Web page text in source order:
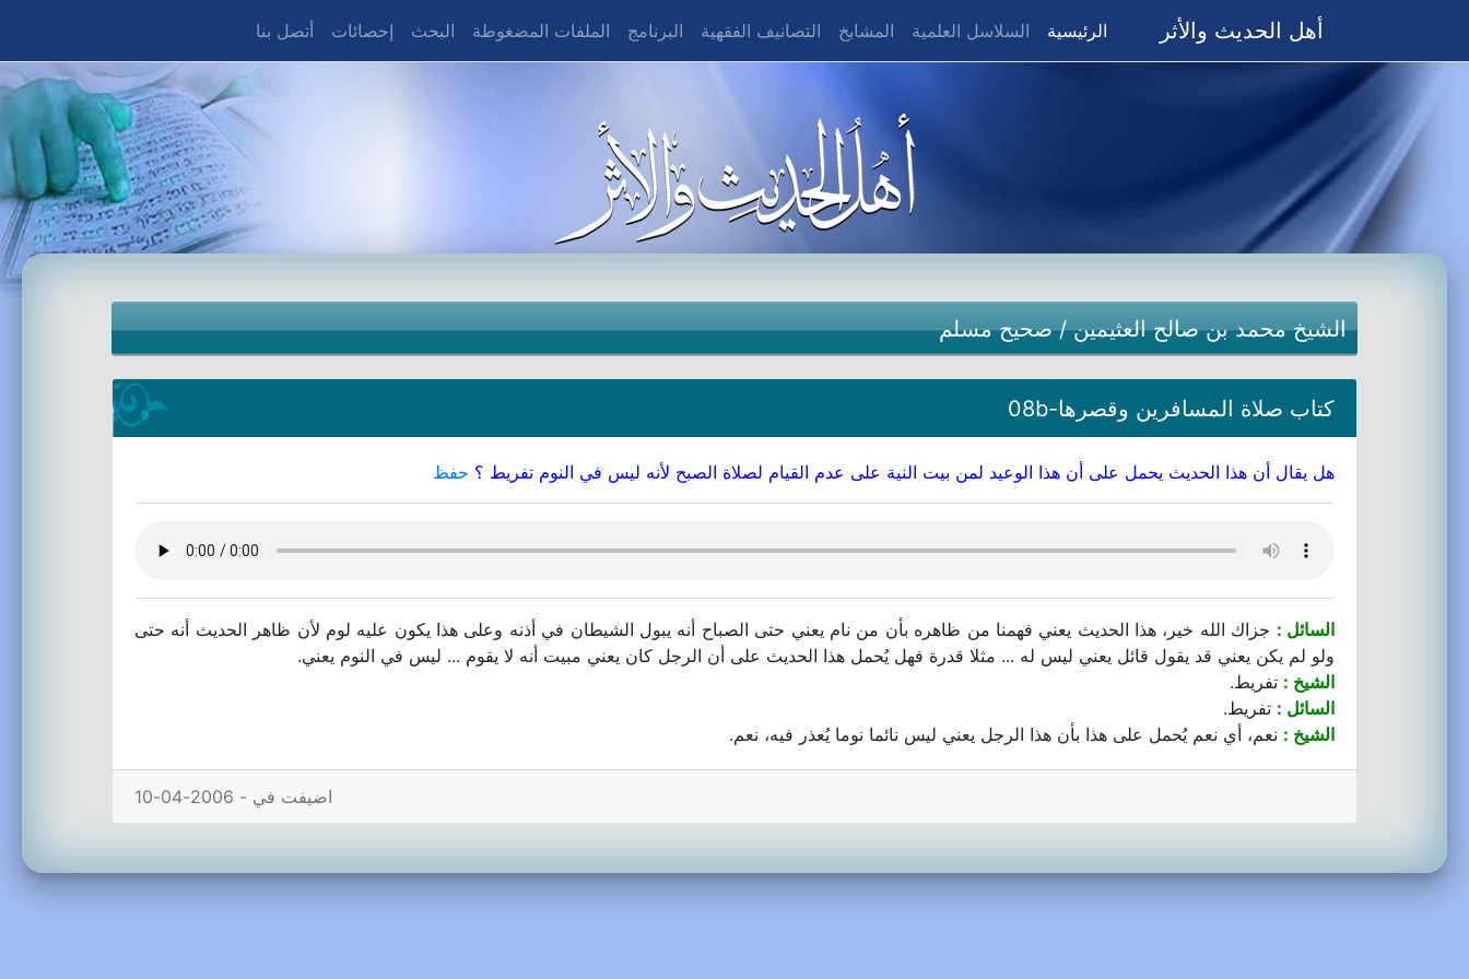
أهل الحديث والأثر الرئيسية السلاسل العلمية المشايخ التصانيف الفقهية البرنامج الملفات المضغوطة البحث إحصائات أتصل بنا
الشيخ محمد بن صالح العثيمين/صحيح مسلم
كتاب صلاة المسافرين وقصرها-08b
هل يقال أن هذا الحديث يحمل على أن هذا الوعيد لمن بيت النية على عدم القيام لصلاة الصبح لأنه ليس في النوم تفريط ؟ حفظ
السائل : جزاك الله خير، هذا الحديث يعني فهمنا من ظاهره بأن من نام يعني حتى الصباح أنه يبول الشيطان في أذنه وعلى هذا يكون عليه لوم لأن ظاهر الحديث أنه حتى
ولو لم يكن يعني قد يقول قائل يعني ليس له ... مثلا قدرة فهل يُحمل هذا الحديث على أن الرجل كان يعني مبيت أنه لا يقوم ... ليس في النوم يعني.
الشيخ : تفريط.
السائل : تفريط.
الشيخ : نعم، أي نعم يُحمل على هذا بأن هذا الرجل يعني ليس نائما نوما يُعذر فيه، نعم.
اضيفت في - 2006-04-10